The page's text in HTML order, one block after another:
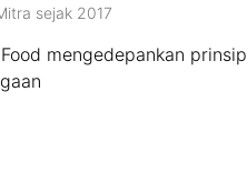
sejak 2017
mengedepankan prinsip